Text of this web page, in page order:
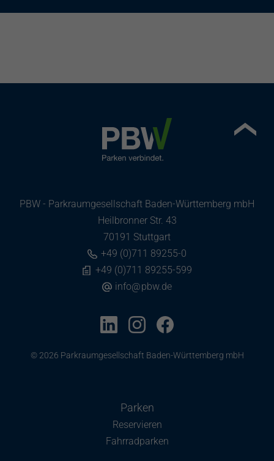
PBW - Parkraumgesellschaft Baden-Württemberg mbH
Heilbronner Str. 43
70191 Stuttgart
+49 (0)711 89255-0
+49 (0)711 89255-599
info@pbw.de
© 2026 Parkraumgesellschaft Baden-Württemberg mbH
Parken
Reservieren
Fahrradparken